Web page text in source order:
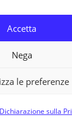
Accetta
Nega
le preferenze
Dichiarazione sulla
un
ricerca di